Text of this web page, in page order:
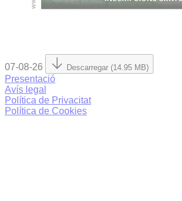
07-08-26 Descarregar (14.95 MB)
Presentació
Avís legal
Política de Privacitat
Política de Cookies